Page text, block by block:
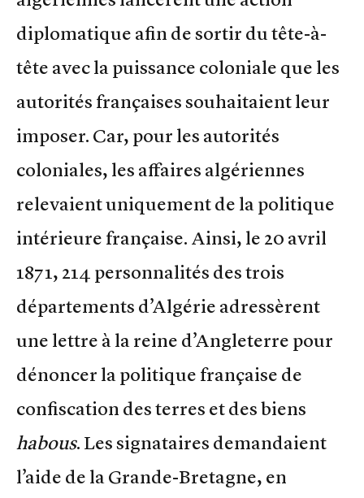
diplomatique afin de sortir du tête-à-
tête avec la puissance coloniale que les
autorités françaises souhaitaient leur
imposer. Car, pour les autorités
coloniales, les affaires algériennes
relevaient uniquement de la politique
intérieure française. Ainsi, le 20 avril
1871, 214 personnalités des trois
départements d’Algérie adressèrent
une lettre à la reine d’Angleterre pour
dénoncer la politique française de
confiscation des terres et des biens
habous. Les signataires demandaient
l’aide de la Grande-Bretagne, en